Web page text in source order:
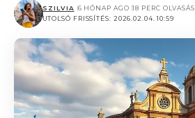
UTOLSÓ FRISSÍTÉS: 2026.02.04. 10:59
SZILVIA 6 HÓNAP AGO 18 PERC OLVASÁS